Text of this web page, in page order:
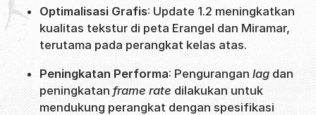
Optimalisasi Grafis: Update 1.2 meningkatkan
kualitas tekstur di peta Erangel dan Miramar,
terutama pada perangkat kelas atas.
Peningkatan Performa: Pengurangan lag dan
peningkatanframe rate dilakukan untuk
mendukung perangkat dengan spesifikasi